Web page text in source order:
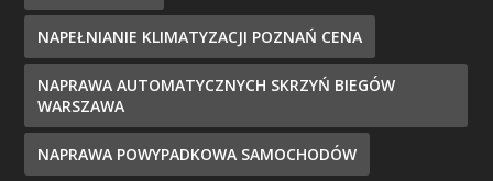
NAPEŁNIANIE KLIMATYZACJI POZNAŃ CENA
NAPRAWA AUTOMATYCZNYCH SKRZYŃ BIEGÓW
WARSZAWA
NAPRAWA POWYPADKOWA SAMOCHODÓW